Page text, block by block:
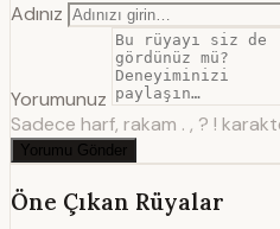
Adınız
Yorumunuz
Sadece harf, rakam . , ? !
Yorumu Gönder
Öne Çıkan Rüyalar